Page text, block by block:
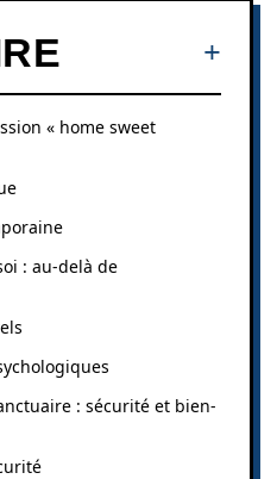
« home sweet
: au-delà de
: sécurité et bien-